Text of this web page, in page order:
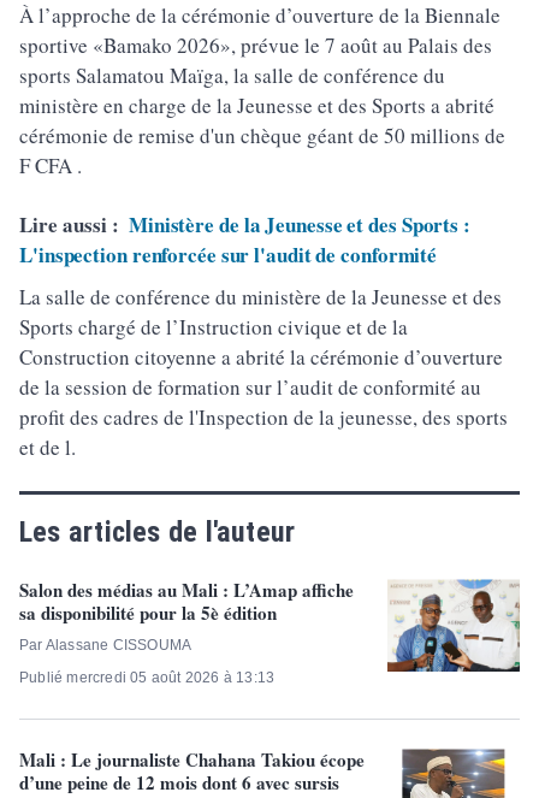
À l’approche de la cérémonie d’ouverture de la Biennale
sportive «Bamako 2026», prévue le 7 août au Palais des
sports Salamatou Maïga, la salle de conférence du
ministère en charge de la Jeunesse et des Sports a abrité
cérémonie de remise d'un chèque géant de 50 millions de
F CFA .
Lire aussi : Ministère de la Jeunesse et des Sports :
L'inspection renforcée sur l'audit de conformité
La salle de conférence du ministère de la Jeunesse et des
Sports chargé de l’Instruction civique et de la
Construction citoyenne a abrité la cérémonie d’ouverture
de la session de formation sur l’audit de conformité au
profit des cadres de l'Inspection de la jeunesse, des sports
et de l.
Les articles de l'auteur
Salon des médias au Mali : L’Amap affiche
sa disponibilité pour la 5è édition
Par Alassane CISSOUMA
Publié mercredi 05 août 2026 à 13:13
Mali : Le journaliste Chahana Takiou écope
d’une peine de 12 mois dont 6 avec sursis